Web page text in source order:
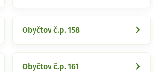
Obyčtov č.p. 158
Obyčtov č.p. 161